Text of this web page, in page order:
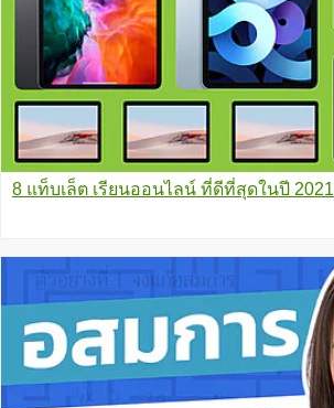
8 แท็บเล็ต เรียนออนไลน์ ที่ดีที่สุดในปี 2021